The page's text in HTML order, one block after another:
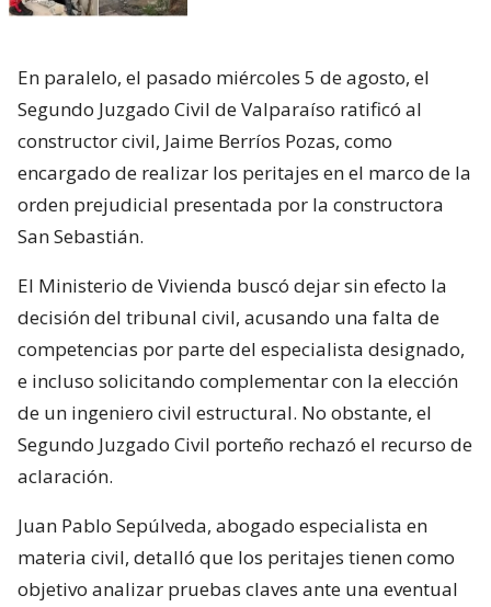
En paralelo, el pasado miércoles 5 de agosto, el
Segundo Juzgado Civil de Valparaíso ratificó al
constructor civil, Jaime Berríos Pozas, como
encargado de realizar los peritajes en el marco de la
orden prejudicial presentada por la constructora
San Sebastián.
El Ministerio de Vivienda buscó dejar sin efecto la
decisión del tribunal civil, acusando una falta de
competencias por parte del especialista designado,
e incluso solicitando complementar con la elección
de un ingeniero civil estructural. No obstante, el
Segundo Juzgado Civil porteño rechazó el recurso de
aclaración.
Juan Pablo Sepúlveda, abogado especialista en
materia civil, detalló que los peritajes tienen como
objetivo analizar pruebas claves ante una eventual